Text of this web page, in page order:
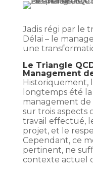
Jadis régi par le
Délai – le
une
Le Triangle
Management
Historiquement,
longtemps été
management de
sur trois aspects
travail effectué,
projet, et le
Cependant, ce
pertinent, ne
contexte actuel